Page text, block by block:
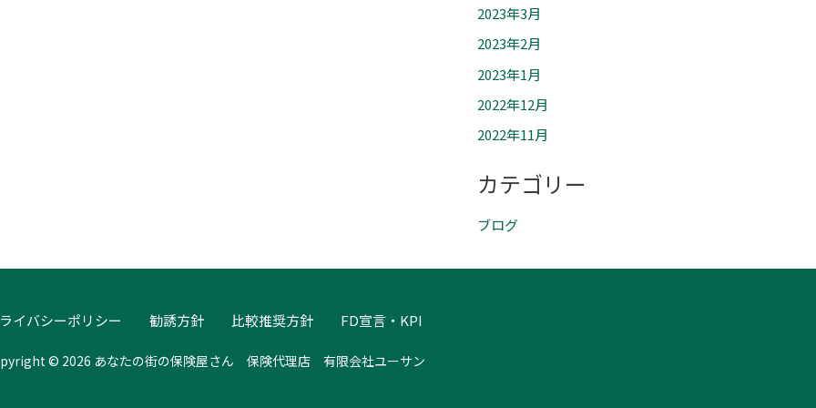
2023年3月
2023年2月
2023年1月
2022年12月
2022年11月
カテゴリー
ブログ
イバシーポリシー 勧誘方針 比較推奨方針 FD宣言・KPI
© 2026 あなたの街の保険屋さん 保険代理店 有限会社ユーサン